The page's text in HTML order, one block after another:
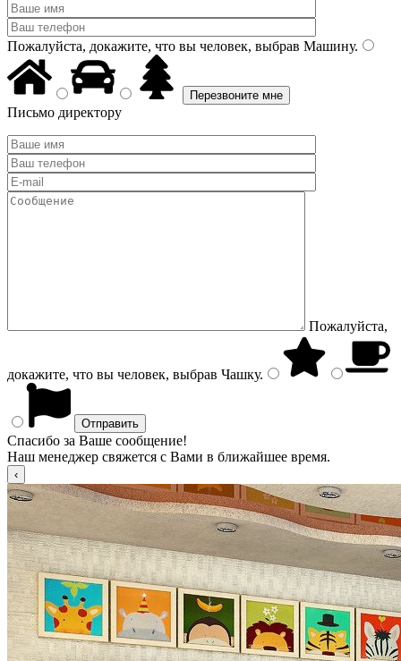
Пожалуйста, докажите, что вы человек, выбрав Машину.
Письмо директору
Пожалуйста,
докажите, что вы человек, выбрав Чашку.
Спасибо за Ваше сообщение!
Наш менеджер свяжется с Вами в ближайшее время.